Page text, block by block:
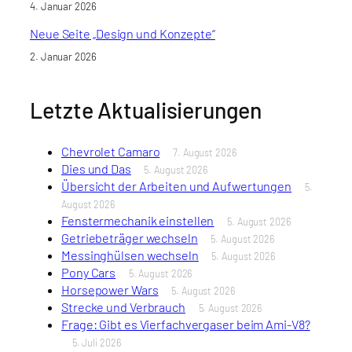
4. Januar 2026
Neue Seite „Design und Konzepte“
2. Januar 2026
Letzte Aktualisierungen
Chevrolet Camaro 7. August 2026
Dies und Das 5. August 2026
Übersicht der Arbeiten und Aufwertungen
5.
August 2026
Fenstermechanik einstellen 5. August 2026
Getriebeträger wechseln 5. August 2026
Messinghülsen wechseln 5. August 2026
Pony Cars 5. August 2026
Horsepower Wars 5. August 2026
Strecke und Verbrauch 5. August 2026
Frage: Gibt es Vierfachvergaser beim Ami-V8?
5. Juli 2026